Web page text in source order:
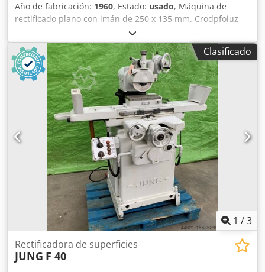
Año de fabricación: 1960, Estado: usado, Máquina de
rectificado plano con imán de 250 x 135 mm. Crodpfoiuz
Tgjx Apcef Potencia de 400 voltios, 1,8 kW.
Clasificado
1 /3
Rectificadora de superficies
JUNG F 40